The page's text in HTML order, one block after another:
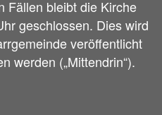
Fällen bleibt die Kirche
geschlossen. Dies wird
veröffentlicht
werden („Mittendrin“).